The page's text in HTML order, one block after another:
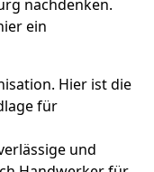
nachdenken.
ein
Hier ist die
für
und